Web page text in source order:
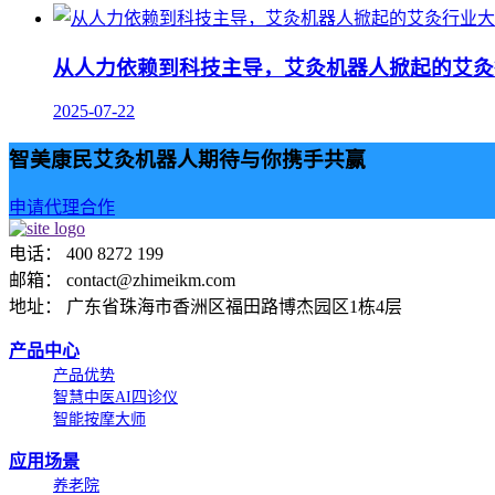
从人力依赖到科技主导，艾灸机器人掀起的艾
2025-07-22
智美康民艾灸机器人期待与你携手共赢
申请代理合作
电话： 400 8272 199
邮箱： contact@zhimeikm.com
地址： 广东省珠海市香洲区福田路博杰园区1栋4层
产品中心
产品优势
智慧中医AI四诊仪
智能按摩大师
应用场景
养老院